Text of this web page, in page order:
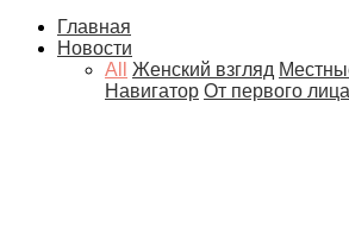
Главная
Новости
All
Женский взгляд
Навигатор От первого лица